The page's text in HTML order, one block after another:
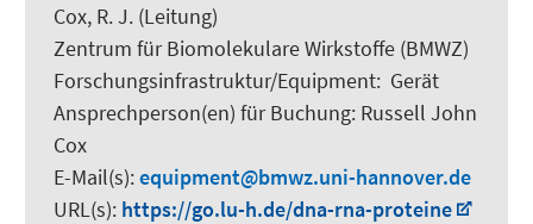
Cox, R. J. (Leitung)
Zentrum für Biomolekulare Wirkstoffe (BMWZ)
Forschungsinfrastruktur/Equipment: Gerät
Ansprechperson(en) für Buchung: Russell John
Cox
E-Mail(s):equipment
bmwz.uni-hannover.de
URL(s): https://go.lu-h.de/dna-rna-proteine